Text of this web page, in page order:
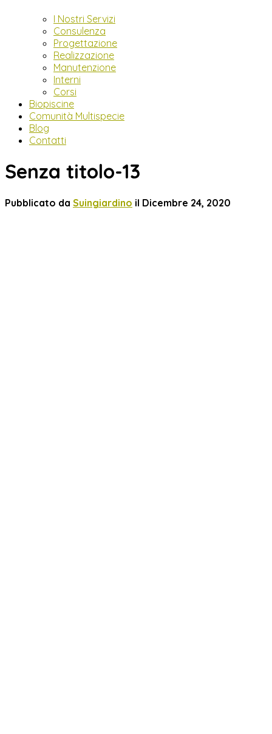
I Nostri Servizi
Consulenza
Progettazione
Realizzazione
Manutenzione
Interni
Corsi
Biopiscine
Comunità Multispecie
Blog
Contatti
Senza titolo-13
Pubblicato da Suingiardino il Dicembre 24, 2020